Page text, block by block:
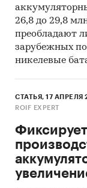
26,8 до 29,8
преобладают
зарубежных
никелевые
СТАТЬЯ, 17 АПРЕЛЯ
ROIF EXPERT